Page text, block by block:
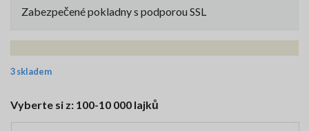
Zabezpečené pokladny s podporou SSL
3 skladem
Vyberte si z: 100-10 000 lajků